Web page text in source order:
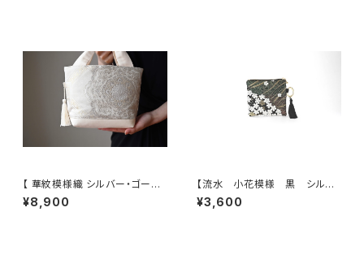
【 華紋模様織 シルバー・ゴール
ド 帯リメイク トート型バッグ】
日常使い、結婚式、パーティー、
¥8,900
【流水 小花模様 黒 シルク
帯リメイク バッグチャーム型ス
クエアポーチ】メイクポーチ 旅
¥3,600